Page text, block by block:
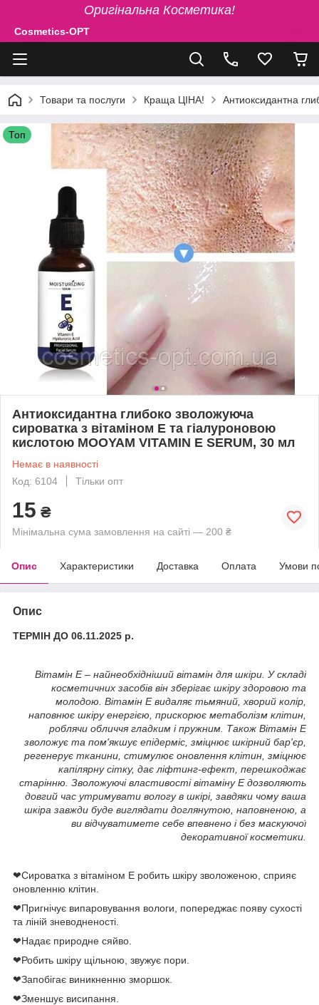
Оригінальна Косметика!
Cosmetics-OPT
Товари та послуги Краща ЦІНА! Антиоксидантна
Топ
Антиоксидантна глибоко зволожуюча
сироватка з вітаміном Е та гіалуроновою
кислотою MOOYAM VITAMIN E SERUM, 30 мл
Немає в наявності
Код: 6104
Тільки опт
15 ₴
Мінімальна сума замовлення на сайті — 200 ₴
Опис Характеристики Доставка Оплата Умови
Опис
ТЕРМІН ДО 06.11.2025 р.
Вітамін Е – найнеобхідніший вітамін для шкіри. У складі
косметичних засобів він зберігає шкіру здоровою та
молодою. Вітамін Е видаляє тьмяний, хворий колір,
наповнює шкіру енергією, прискорює метаболізм клітин,
роблячи обличчя гладким і пружним. Також Вітамін Е
зволожує та пом'якшує епідерміс, зміцнює шкірний бар'єр,
регенерує тканини, стимулює оновлення клітин, зміцнює
капілярну сітку, дає ліфтинг-ефект, перешкоджає
старінню. Зволожуючі властивості вітаміну Е дозволяють
довгий час утримувати вологу в шкірі, завдяки чому ваша
шкіра завжди буде виглядати доглянутою, наповненою, а
ви відчуватимете себе впевнено і без маскуючої
декоративної косметики.
❤Сироватка з вітаміном Е робить шкіру зволоженою, сприяє
оновленню клітин.
❤Пригнічує випаровування вологи, попереджає появу сухості
та ліній зневодненості.
❤Надає природне сяйво.
❤Робить шкіру щільною, звужує пори.
❤Запобігає виникненню зморшок.
❤Зменшує висипання.